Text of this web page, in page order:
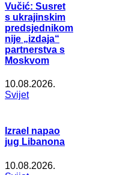
Vučić: Susret
s ukrajinskim
predsjednikom
nije „izdaja“
partnerstva s
Moskvom
10.08.2026.
Svijet
Izrael napao
jug Libanona
10.08.2026.